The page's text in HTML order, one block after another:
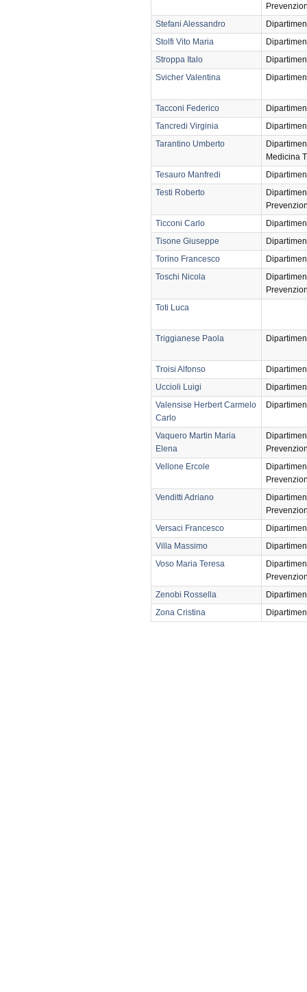
Stefani Alessandro
Stolfi Vito Maria
Stroppa Italo
Svicher Valentina
Tacconi Federico
Tancredi Virginia
Tarantino Umberto
Medicina
Tesauro Manfredi
Testi Roberto
Ticconi Carlo
Tisone Giuseppe
Torino Francesco
Toschi Nicola
Toti Luca
Triggianese Paola
Troisi Alfonso
Uccioli Luigi
Valensise Herbert Carmelo
Carlo
Vaquero Martin Maria
Elena
Vellone Ercole
Venditti Adriano
Versaci Francesco
Villa Massimo
Voso Maria Teresa
Zenobi Rossella
Zona Cristina